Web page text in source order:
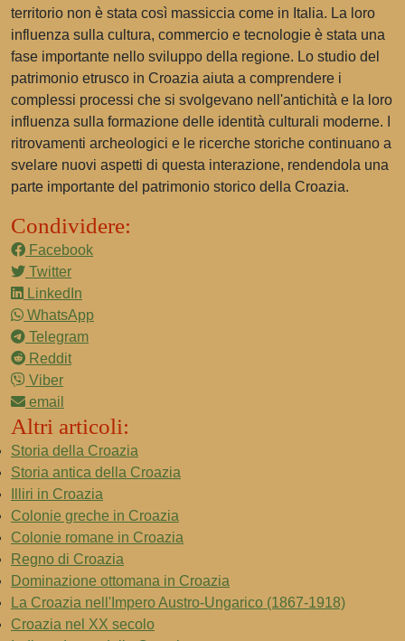
territorio non è stata così massiccia come in Italia. La loro
influenza sulla cultura, commercio e tecnologie è stata una
fase importante nello sviluppo della regione. Lo studio del
patrimonio etrusco in Croazia aiuta a comprendere i
complessi processi che si svolgevano nell'antichità e la loro
influenza sulla formazione delle identità culturali moderne. I
ritrovamenti archeologici e le ricerche storiche continuano a
svelare nuovi aspetti di questa interazione, rendendola una
parte importante del patrimonio storico della Croazia.
Condividere:
Facebook
Twitter
LinkedIn
WhatsApp
Telegram
Reddit
Viber
email
Altri articoli:
Storia della Croazia
Storia antica della Croazia
Illiri in Croazia
Colonie greche in Croazia
Colonie romane in Croazia
Regno di Croazia
Dominazione ottomana in Croazia
La Croazia nell'Impero Austro-Ungarico (1867-1918)
Croazia nel XX secolo